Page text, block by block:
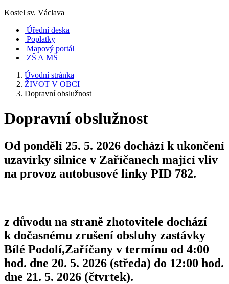
Kostel sv. Václava
Úřední deska
Poplatky
Mapový portál
ZŠ A MŠ
Úvodní stránka
ŽIVOT V OBCI
Dopravní obslužnost
Dopravní obslužnost
Od pondělí 25. 5. 2026 dochází k ukončení
uzavírky silnice v Zaříčanech mající vliv
na provoz autobusové linky PID 782.
z důvodu na straně zhotovitele dochází
k dočasnému zrušení obsluhy zastávky
Bílé Podolí,Zaříčany v termínu od 4:00
hod. dne 20. 5. 2026 (středa) do 12:00 hod.
dne 21. 5. 2026 (čtvrtek).